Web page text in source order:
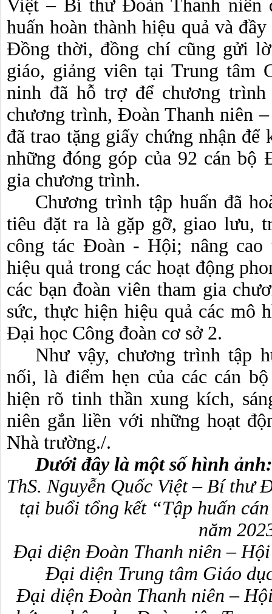
Việt – Bí thư Đoàn Thanh niên
huấn hoàn thành hiệu quả và
Đồng thời, đồng chí cũng gửi
giáo, giảng viên tại Trung tâm
ninh đã hỗ trợ để chương
chương trình, Đoàn Thanh niên
đã trao tặng giấy chứng nhận
những đóng góp của 92 cán bộ
gia chương trình.
Chương trình tập huấn đã
tiêu đặt ra là gặp gỡ, giao lưu,
công tác Đoàn - Hội; nâng
hiệu quả trong các hoạt động
các bạn đoàn viên tham gia
sức, thực hiện hiệu quả các mô
Đại học Công đoàn cơ sở 2.
Như vậy, chương trình tập
nối, là điểm hẹn của các cán
hiện rõ tinh thần xung kích,
niên gắn liền với những hoạt
Nhà trường./.
Dưới đây là một số hình
ThS. Nguyễn Quốc Việt – Bí thư
tại buổi tổng kết “Tập huấn
năm
Đại diện Đoàn Thanh niên –
Đại diện Trung tâm Giáo
Đại diện Đoàn Thanh niên –